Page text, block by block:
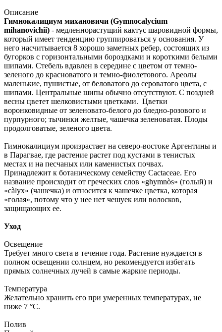
Описание
Гимнокалициум михановичи (Gymnocalycium
mihanovichii) - медленнорастущий кактус шаровидной формы,
который имеет тенденцию группироваться у основания. У
него насчитывается 8 хорошо заметных ребер, состоящих из
бугорков с горизонтальными бороздками и короткими белыми
шипами. Стебель вдавлен в середине с цветом от темно-
зеленого до красноватого и темно-фиолетового. Ареолы
маленькие, пушистые, от беловатого до сероватого цвета, с
шипами. Центральные шипы обычно отсутствуют. С поздней
весны цветет шелковистыми цветками. Цветки
воронковидные от зеленовато-белого до бледно-розового и
пурпурного; тычинки желтые, чашечка зеленоватая. Плоды
продолговатые, зеленого цвета.
Гимнокалициум произрастает на северо-востоке Аргентины и
в Парагвае, где растение растет под кустами в тенистых
местах и ​​на песчаных или каменистых почвах.
Принадлежит к ботаническому семейству Cactaceae. Его
название происходит от греческих слов «ghymnòs» (голый) и
«càlyx» (чашечка) и относится к чашечке цветка, которая
«голая», потому что у нее нет чешуек или волосков,
защищающих ее.
Уход
Освещение
Требует много света в течение года. Растение нуждается в
полном освещении солнцем, но рекомендуется избегать
прямых солнечных лучей в самые жаркие периоды.
Температура
Желательно хранить его при умеренных температурах, не
ниже 7 °C.
Полив